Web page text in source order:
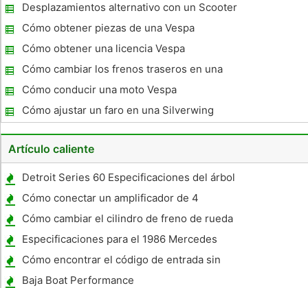
Desplazamientos alternativo con un Scooter
Cómo obtener piezas de una Vespa
Cómo obtener una licencia Vespa
Cómo cambiar los frenos traseros en una
Vespa
Cómo conducir una moto Vespa
Cómo ajustar un faro en una Silverwing
Artículo caliente
Detroit Series 60 Especificaciones del árbol
de levas
Cómo conectar un amplificador de 4
canales a un 4-Ohm Sub
Cómo cambiar el cilindro de freno de rueda
en un Grand Am 1991
Especificaciones para el 1986 Mercedes
Benz 560SEL
Cómo encontrar el código de entrada sin
llave en un Mercury Mountaineer 1997
Baja Boat Performance